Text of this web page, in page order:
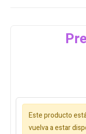
Este producto
vuelva a estar